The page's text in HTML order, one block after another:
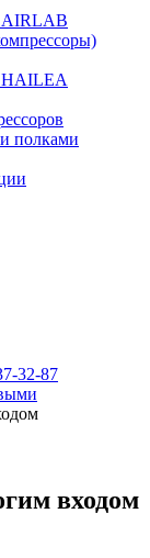
AIRLAB
HAILEA
полками
32-87
входом